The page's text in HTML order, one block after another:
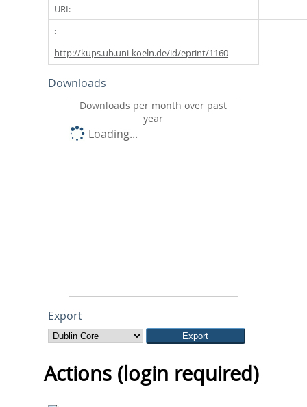
URI:
http://kups.ub.uni-koeln.de/id/eprint/1160
Downloads
Downloads per month over past
year
Loading...
Export
Actions (login required)